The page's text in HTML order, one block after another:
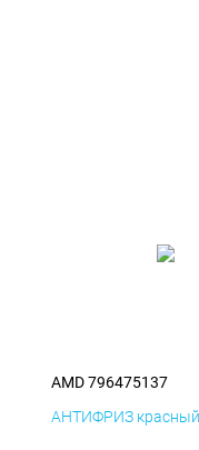
AMD 796475137
АНТИФРИЗ красный